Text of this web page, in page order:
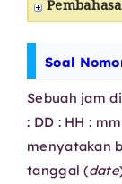
Soal
Sebuah jam
: DD : HH :
menyatakan
tanggal (date